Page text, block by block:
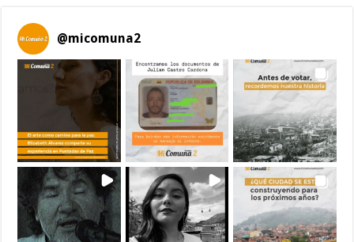
@micomuna2